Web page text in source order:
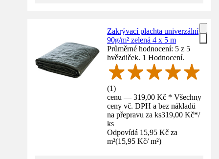
Zakrývací plachta univerzální
90g/m² zelená 4 x 5 m
Průměrné hodnocení: 5 z 5
hvězdiček. 1 Hodnocení.
(1)
cenu — 319,00 Kč * Všechny
ceny vč. DPH a bez nákladů
na přepravu za ks319,00 Kč*/
ks
Odpovídá 15,95 Kč za
m²(15,95 Kč/ m²)